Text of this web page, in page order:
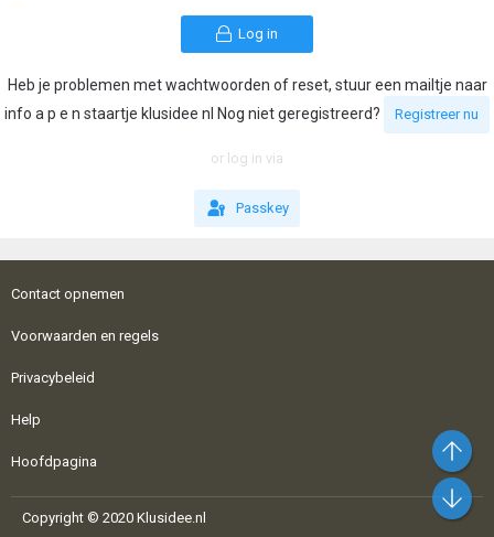
Log in
Heb je problemen met wachtwoorden of reset, stuur een mailtje naar
info a p e n staartje klusidee nl Nog niet geregistreerd?
Registreer nu
or log in via
Passkey
Contact opnemen
Voorwaarden en regels
Privacybeleid
Help
Hoofdpagina
Copyright © 2020 Klusidee.nl